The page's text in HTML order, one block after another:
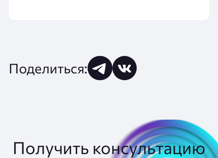
Поделиться:
Получить консультацию